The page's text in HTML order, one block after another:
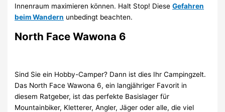
Innenraum maximieren können. Halt Stop! DieseGefahren
beim Wandern unbedingt beachten.
North Face Wawona 6
Sind Sie ein Hobby-Camper? Dann ist dies Ihr Campingzelt.
Das North Face Wawona 6, ein langjähriger Favorit in
diesem Ratgeber, ist das perfekte Basislager für
Mountainbiker, Kletterer, Angler, Jäger oder alle, die viel